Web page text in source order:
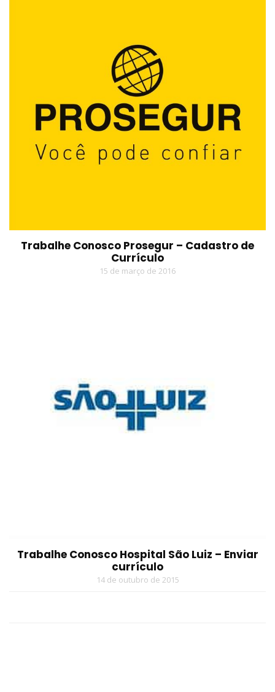
Trabalhe Conosco Prosegur – Cadastro de
Currículo
15 de março de 2016
Trabalhe Conosco Hospital São Luiz – Enviar
currículo
14 de outubro de 2015